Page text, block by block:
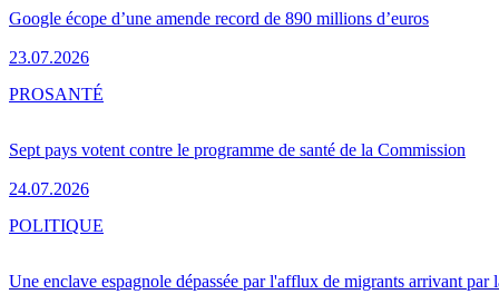
Google écope d’une amende record de 890 millions d’euros
23.07.2026
Sept pays votent contre le programme de santé de la Commission
24.07.2026
PROSANTÉ
Une enclave espagnole dépassée par l'afflux de migrants arrivant par
POLITIQUE